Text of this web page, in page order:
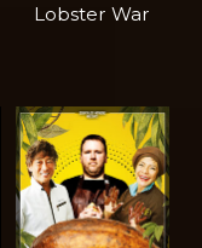
Lobster War